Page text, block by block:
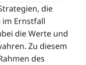
die
Ernstfall
die Werte und
Zu diesem
des